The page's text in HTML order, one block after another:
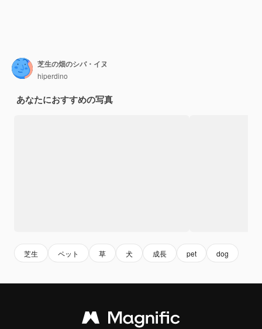
芝生の畑のシバ・イヌ
hiperdino
あなたにおすすめの写真
芝生 ペット 草 犬 成長 pet dog